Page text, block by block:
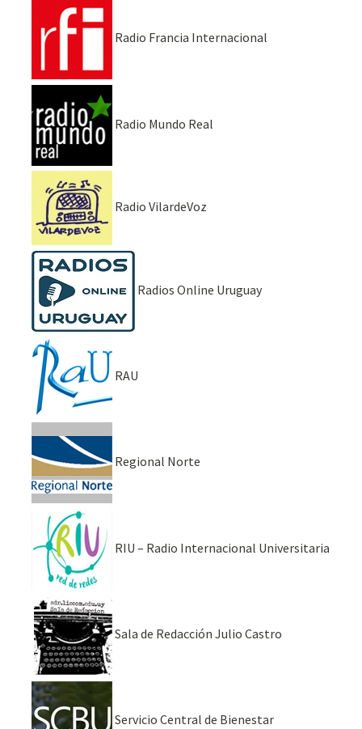
Radio Francia Internacional
Radio Mundo Real
Radio VilardeVoz
Radios Online Uruguay
RAU
Regional Norte
RIU – Radio Internacional Universitaria
Sala de Redacción Julio Castro
Servicio Central de Bienestar